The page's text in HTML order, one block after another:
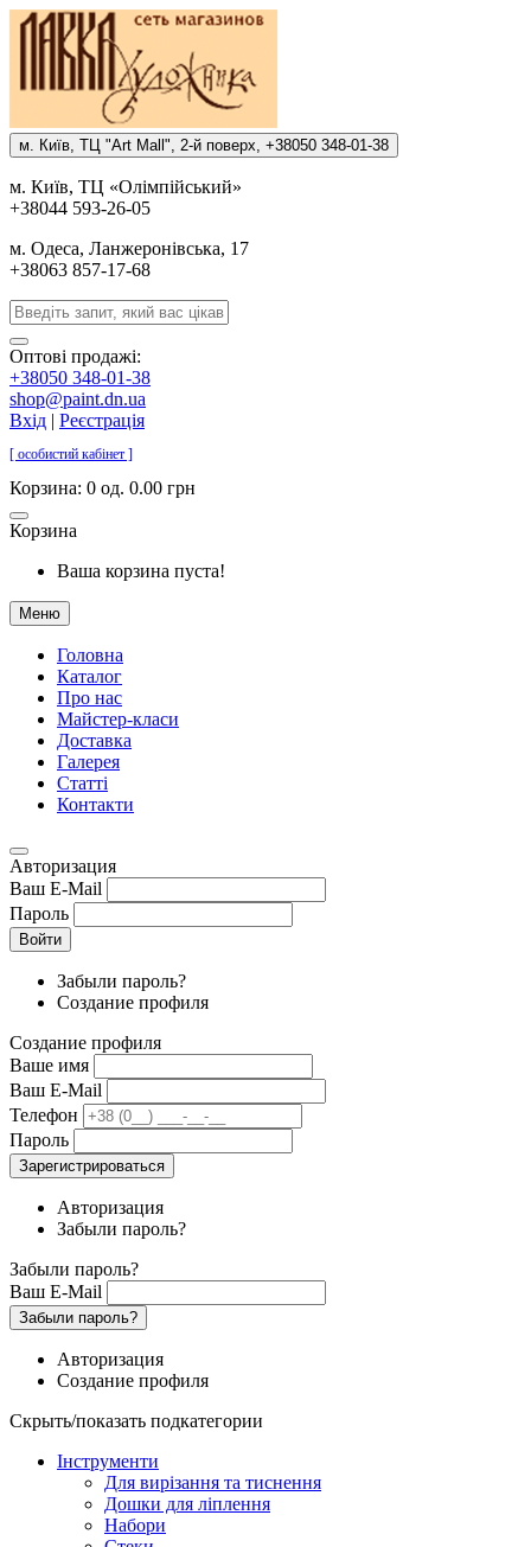
м. Киïв, ТЦ "Art Mall", 2-й поверх, +38050 348-01-38
м. Киïв, ТЦ «Олiмпiйський»
+38044 593-26-05
м. Одеса, Ланжеронiвська, 17
+38063 857-17-68
Оптові продажі:
+38050 348-01-38
shop@paint.dn.ua
Вхід | Реєстрація
[ особистий кабінет ]
Корзина: 0 од. 0.00 грн
Корзина
Ваша корзина пуста!
Меню
Головна
Каталог
Про нас
Майстер-класи
Доставка
Галерея
Статтi
Контакти
Авторизация
Ваш E-Mail
Пароль
Войти
Забыли пароль?
Создание профиля
Создание профиля
Ваше имя
Ваш E-Mail
Телефон
Пароль
Зарегистрироваться
Авторизация
Забыли пароль?
Забыли пароль?
Ваш E-Mail
Забыли пароль?
Авторизация
Создание профиля
Скрыть/показать подкатегории
Інструменти
Для вирізання та тиснення
Дошки для ліплення
Набори